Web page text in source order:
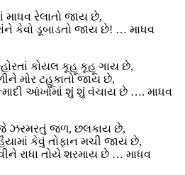
માધવ રેલાતો જાય છે,
કેવો ડૂબાડતો જાય છે! … માધવ
કોયલ કૂહૂ કૂહૂ ગાય છે,
મોર ટહૂકાતો જાય છે,
આંખોમાં શું શું વંચાય છે …. માધવ
ઝરમરતું જળ, છલકાય છે,
કેવું તોફાન મચી જાય છે,
રાધા તોયે શરમાય છે … માધવ